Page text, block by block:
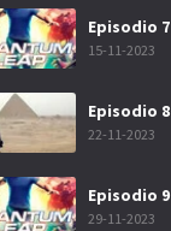
Episodio 7
15-11-2023
Episodio 8
22-11-2023
Episodio 9
29-11-2023